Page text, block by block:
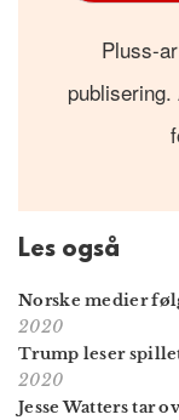
Pluss-
Les også
Norske medier
2020
Trump leser
2020
Jesse Watters tar